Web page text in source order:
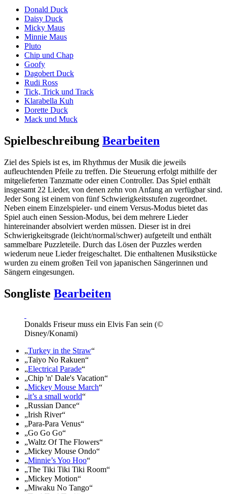
Donald Duck
Daisy Duck
Micky Maus
Minnie Maus
Pluto
Chip und Chap
Goofy
Dagobert Duck
Rudi Ross
Tick, Trick und Track
Klarabella Kuh
Dorette Duck
Mack und Muck
Spielbeschreibung Bearbeiten
Ziel des Spiels ist es, im Rhythmus der Musik die jeweils
aufleuchtenden Pfeile zu treffen. Die Steuerung erfolgt mithilfe der
mitgelieferten Tanzmatte oder einen Controller. Das Spiel enthält
insgesamt 22 Lieder, von denen zehn von Anfang an verfügbar sind.
Jeder Song ist einem von fünf Schwierigkeitsstufen zugeordnet.
Neben einem Einzelspieler- und einem Versus-Modus bietet das
Spiel auch einen Session-Modus, bei dem mehrere Lieder
hintereinander absolviert werden müssen. Dieser ist in drei
Schwierigkeitsgrade (leicht/normal/schwer) aufgeteilt und enthält
sammelbare Puzzleteile. Durch das Lösen der Puzzles werden
wiederum neue Lieder freigeschaltet. Die enthaltenen Musikstücke
wurden zu einem großen Teil von japanischen Sängerinnen und
Sängern eingesungen.
Songliste Bearbeiten
Donalds Friseur muss ein Elvis Fan sein (©
Disney/Konami)
„Turkey in the Straw“
„Taiyo No Rakuen“
„Electrical Parade“
„Chip 'n' Dale's Vacation“
„Mickey Mouse March“
„it’s a small world“
„Russian Dance“
„Irish River“
„Para-Para Venus“
„Go Go Go“
„Waltz Of The Flowers“
„Mickey Mouse Ondo“
„Minnie’s Yoo Hoo“
„The Tiki Tiki Tiki Room“
„Mickey Motion“
„Miwaku No Tango“